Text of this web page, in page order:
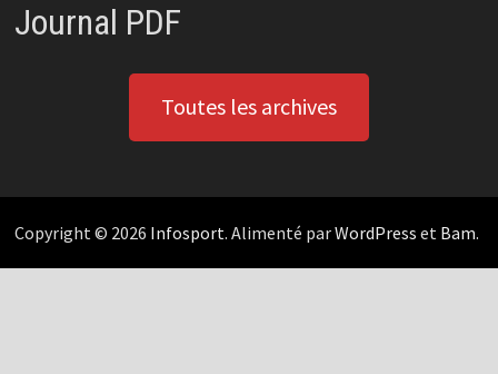
Journal PDF
Toutes les archives
Copyright © 2026 Infosport. Alimenté parWordPress et Bam.